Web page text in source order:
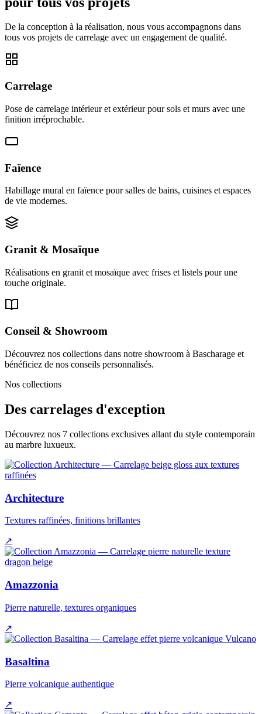
De la conception à la réalisation, nous vous accompagnons dans
tous vos projets de carrelage avec un engagement de qualité.
Carrelage
Pose de carrelage intérieur et extérieur pour sols et murs avec une
finition irréprochable.
Faïence
Habillage mural en faïence pour salles de bains, cuisines et espaces
de vie modernes.
Granit & Mosaïque
Réalisations en granit et mosaïque avec frises et listels pour une
touche originale.
Conseil & Showroom
Découvrez nos collections dans notre showroom à Bascharage et
bénéficiez de nos conseils personnalisés.
Nos collections
Des carrelages d'exception
Découvrez nos 7 collections exclusives allant du style contemporain
au marbre luxueux.
Architecture
Textures raffinées, finitions brillantes
↗
Amazzonia
Pierre naturelle, textures organiques
↗
Basaltina
Pierre volcanique authentique
↗